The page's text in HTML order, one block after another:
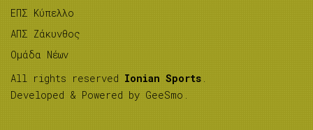
ΕΠΣ Κύπελλο
ΑΠΣ Ζάκυνθος
Ομάδα Νέων
All rights reserved Ionian Sports .
Developed & Powered by GeeSmo .